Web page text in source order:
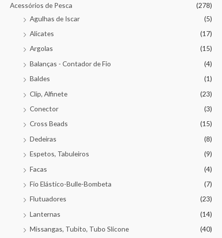
Acessórios de Pesca
(278)
Agulhas de Iscar
(5)
Alicates
(17)
Argolas
(15)
Balanças - Contador de Fio
(4)
Baldes
(1)
Clip, Alfinete
(23)
Conector
(3)
Cross Beads
(15)
Dedeiras
(8)
Espetos, Tabuleiros
(9)
Facas
(4)
Fio Elástico-Bulle-Bombeta
(7)
Flutuadores
(23)
Lanternas
(14)
Missangas, Tubito, Tubo Slicone
(40)